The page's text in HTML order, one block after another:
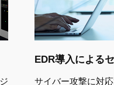
EDR導入による
サイバー攻撃に対